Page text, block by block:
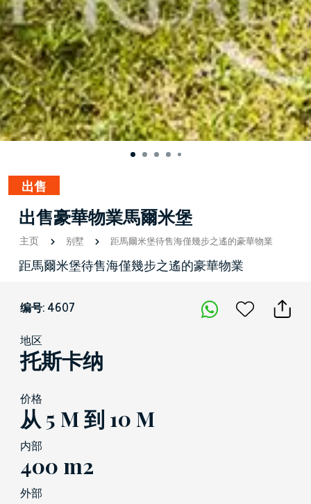
出售
出售豪華物業馬爾米堡
主页 别墅 距馬爾米堡待售海僅幾步之遙的豪華物業
距馬爾米堡待售海僅幾步之遙的豪華物業
编号: 4607
地区
托斯卡纳
价格
从 5 M 到 10 M
内部
400 m2
外部